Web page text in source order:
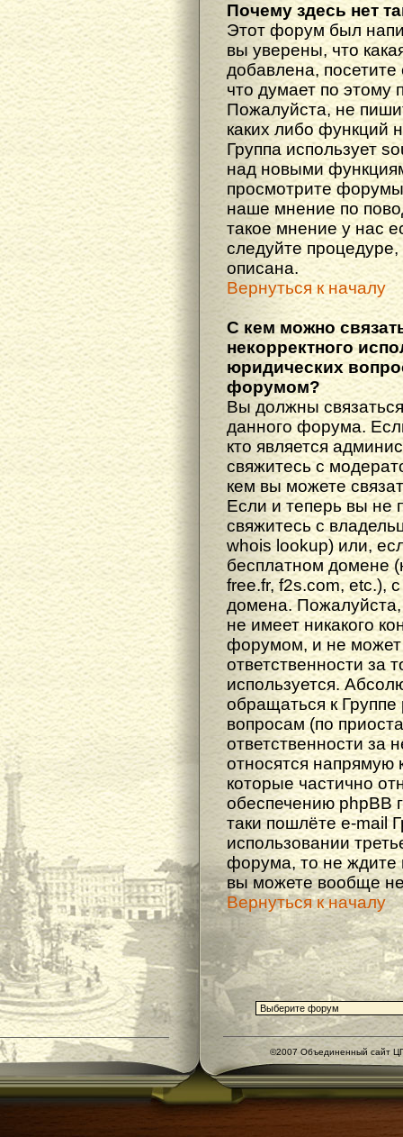
Почему здесь нет
Этот форум был
вы уверены, что
добавлена,
что думает по этому
Пожалуйста, не
каких либо функций
Группа использует
над новыми
просмотрите
наше мнение по
такое мнение у нас
следуйте процедуре,
описана.
Вернуться к началу
С кем можно
некорректного
юридических
форумом?
Вы должны
данного форума.
кто является
свяжитесь с
кем вы можете
Если и теперь вы не
свяжитесь с
whois lookup) или,
бесплатном домене
free.fr, f2s.com, etc.),
домена. Пожалуйста,
не имеет никакого
форумом, и не может
ответственности за
используется.
обращаться к
вопросам (по
ответственности за
относятся напрямую
которые частично
обеспечению phpBB
таки пошлёте e-mail
использовании
форума, то не ждите
вы можете вообще не
Вернуться к началу
©2007 Объединенный сайт